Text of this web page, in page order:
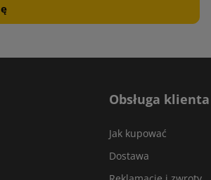
Obsługa klienta
Jak kupować
Dostawa